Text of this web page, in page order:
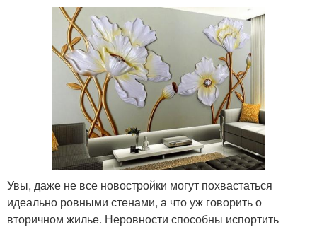
Увы, даже не все новостройки могут похвастаться
идеально ровными стенами, а что уж говорить о
вторичном жилье. Неровности способны испортить